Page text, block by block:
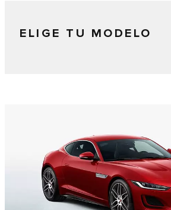
ELIGE TU MODELO